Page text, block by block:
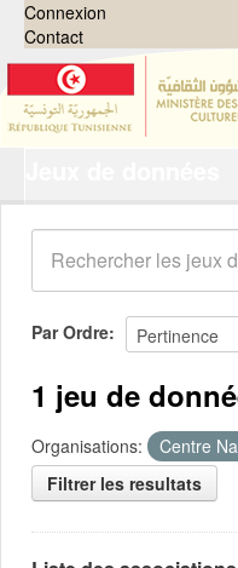
Connexion
Contact
Organisations
Groupes
Demandes 0
À propos
Par Ordre
1 jeu de
Organisations:
Centre
Filtrer les resultats